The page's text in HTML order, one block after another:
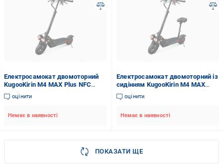
Електросамокат двомоторний
KugooKirin M4 MAX Plus NFC
2400W 48V 23Ah та вольтметр з
ключем ч 3 фари
оцінити
Немає в наявності
Електросамокат двомоторний iз
сидiнням KugooKirin M4 MAX
Plus NFC 2400W 48V 23Ah та
вольтметр з ключем 3 фари
оцінити
Немає в наявності
ПОКАЗАТИ ЩЕ